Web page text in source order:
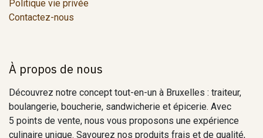
Politique vie privée
Contactez-nous
À propos de nous
Découvrez notre concept tout-en-un à Bruxelles : traiteur,
boulangerie, boucherie, sandwicherie et épicerie. Avec
5 points de vente, nous vous proposons une expérience
culinaire unique. Savourez nos produits frais et de qualité,